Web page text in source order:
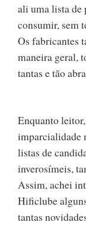
ali uma lista de
consumir, sem
Os fabricantes
maneira geral,
tantas e tão
Enquanto
imparcialidade
listas de
inverosímeis,
Assim, achei
Hificlube
tantas